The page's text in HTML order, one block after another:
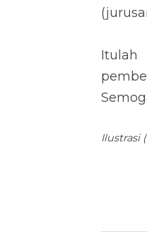
Itulah
Ilustrasi